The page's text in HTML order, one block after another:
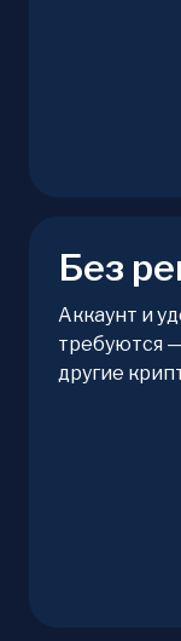
Без
Аккаунт и
требуются
другие